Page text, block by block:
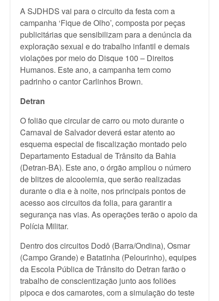
A SJDHDS vai para o circuito da festa com a
campanha ‘Fique de Olho’, composta por peças
publicitárias que sensibilizam para a denúncia da
exploração sexual e do trabalho infantil e demais
violações por meio do Disque 100 – Direitos
Humanos. Este ano, a campanha tem como
padrinho o cantor Carlinhos Brown.
Detran
O folião que circular de carro ou moto durante o
Carnaval de Salvador deverá estar atento ao
esquema especial de fiscalização montado pelo
Departamento Estadual de Trânsito da Bahia
(Detran-BA). Este ano, o órgão ampliou o número
de blitzes de alcoolemia, que serão realizadas
durante o dia e à noite, nos principais pontos de
acesso aos circuitos da folia, para garantir a
segurança nas vias. As operações terão o apoio da
Polícia Militar.
Dentro dos circuitos Dodô (Barra/Ondina), Osmar
(Campo Grande) e Batatinha (Pelourinho), equipes
da Escola Pública de Trânsito do Detran farão o
trabalho de conscientização junto aos foliões
pipoca e dos camarotes, com a simulação do teste